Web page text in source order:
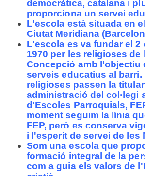
democràtica, catalana i
proporciona un servei
L'escola està situada en
Ciutat Meridiana
L'escola es va fundar el 2
1970 per les religioses de
Concepció amb l'objectiu
serveis educatius al barri.
religioses passen la
administració del col·legi
d'Escoles Parroquials,
moment seguim la línia
FEP, però es conserva
i l'esperit de servei de les
Som una escola que
formació integral de la
com a guia els valors de